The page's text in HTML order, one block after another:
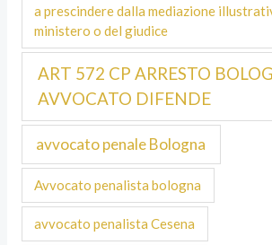
a prescindere dalla mediazione
ministero o del giudice
ART 572 CP ARRESTO
AVVOCATO DIFENDE
avvocato penale Bologna
Avvocato penalista bologna
avvocato penalista Cesena